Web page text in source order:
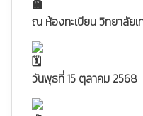
ณ ห้องทะเบียน วิทยาลัยเ
วันพุธที่ 15 ตุลาคม 2568